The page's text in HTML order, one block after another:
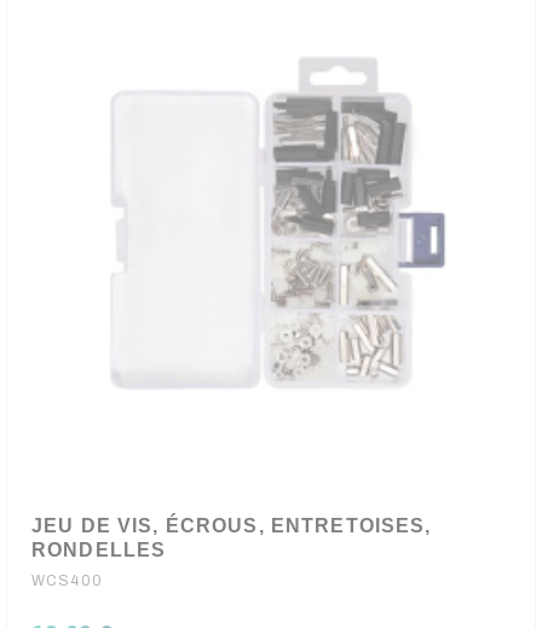
JEU DE VIS, ÉCROUS, ENTRETOISES,
RONDELLES
WCS400